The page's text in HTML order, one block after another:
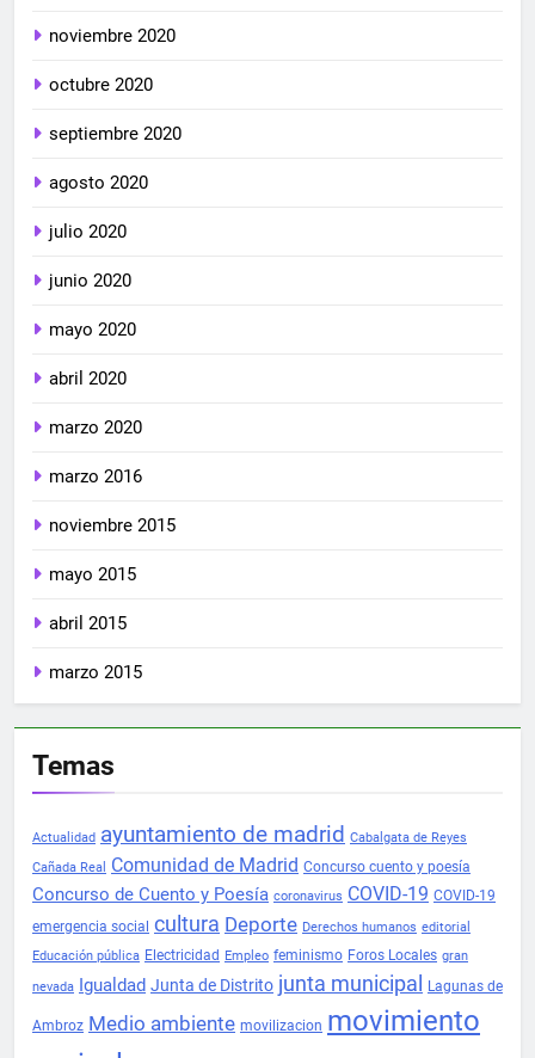
noviembre 2020
octubre 2020
septiembre 2020
agosto 2020
julio 2020
junio 2020
mayo 2020
abril 2020
marzo 2020
marzo 2016
noviembre 2015
mayo 2015
abril 2015
marzo 2015
Temas
Actualidad ayuntamiento de madrid Cabalgata de Reyes
Cañada Real
Comunidad de Madrid Concurso cuento y poesía
Concurso de Cuento y Poesía coronavirus COVID-19 COVID-19
emergencia social cultura Deporte Derechos humanos editorial
Educación pública Electricidad Empleo feminismo Foros Locales gran
nevada Igualdad Junta de Distrito junta municipal Lagunas de
Ambroz Medio ambiente movilizacion movimiento